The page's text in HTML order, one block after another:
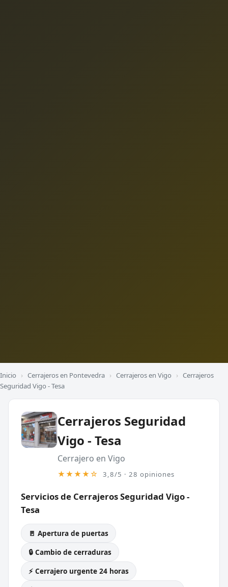
Inicio › Cerrajeros en Pontevedra › Cerrajeros en Vigo › Cerrajeros
Seguridad Vigo - Tesa
Cerrajeros Seguridad
Vigo - Tesa
Cerrajero en Vigo
★★★★☆ 3,8/5 · 28 opiniones
Servicios de Cerrajeros Seguridad Vigo -
Tesa
🚪 Apertura de puertas
🔒 Cambio de cerraduras
⚡ Cerrajero urgente 24 horas